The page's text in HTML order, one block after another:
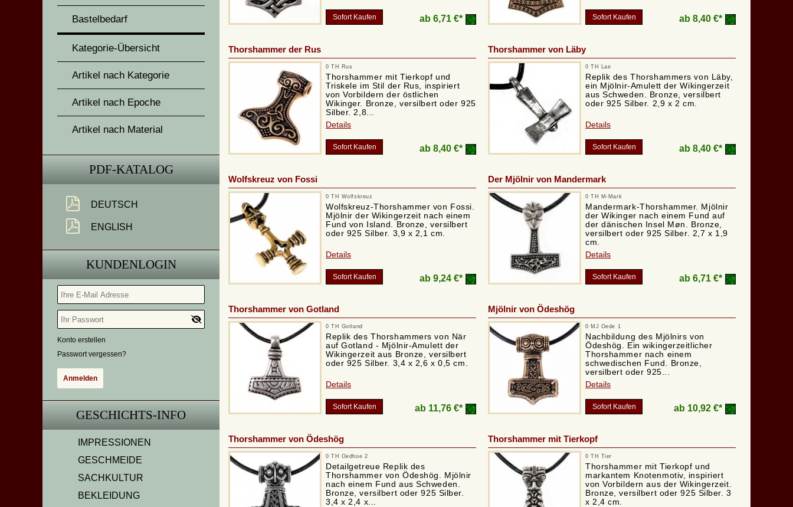
Bastelbedarf
Kategorie-Übersicht
Artikel nach Kategorie
Artikel nach Epoche
Artikel nach Material
PDF-KATALOG
DEUTSCH
ENGLISH
KUNDENLOGIN
Konto erstellen
Passwort vergessen?
GESCHICHTS-INFO
IMPRESSIONEN
GESCHMEIDE
SACHKULTUR
BEKLEIDUNG
Sofort Kaufen ab 6,71 €* Sofort Kaufen ab 8,40 €*
Thorshammer der Rus
0 TH Rus
Thorshammer mit Tierkopf und
Triskele im Stil der Rus, inspiriert
von Vorbildern der östlichen
Wikinger. Bronze, versilbert oder 925
Silber. 2,8...
Details
Sofort Kaufen ab 8,40 €*
Thorshammer von Läby
0 TH Lae
Replik des Thorshammers von Läby,
ein Mjölnir-Amulett der Wikingerzeit
aus Schweden. Bronze, versilbert
oder 925 Silber. 2,9 x 2 cm.
Details
Sofort Kaufen ab 8,40 €*
Wolfskreuz von Fossi
0 TH Wolfskreuz
Wolfskreuz-Thorshammer von Fossi.
Mjölnir der Wikingerzeit nach einem
Fund von Island. Bronze, versilbert
oder 925 Silber. 3,9 x 2,1 cm.
Details
Sofort Kaufen ab 9,24 €*
Der Mjölnir von Mandermark
0 TH M-Mark
Mandermark-Thorshammer. Mjölnir
der Wikinger nach einem Fund auf
der dänischen Insel Møn. Bronze,
versilbert oder 925 Silber. 2,7 x 1,9
cm.
Details
Sofort Kaufen ab 6,71 €*
Thorshammer von Gotland
0 TH Gotland
Replik des Thorshammers von När
auf Gotland - Mjölnir-Amulett der
Wikingerzeit aus Bronze, versilbert
oder 925 Silber. 3,4 x 2,6 x 0,5 cm.
Details
Sofort Kaufen ab 11,76 €*
Mjölnir von Ödeshög
0 MJ Oede 1
Nachbildung des Mjölnirs von
Ödeshög. Ein wikingerzeitlicher
Thorshammer nach einem
schwedischen Fund. Bronze,
versilbert oder 925...
Details
Sofort Kaufen ab 10,92 €*
Thorshammer von Ödeshög
0 TH Oedhoe 2
Detailgetreue Replik des
Thorshammer von Ödeshög. Mjölnir
nach einem Fund aus Schweden.
Bronze, versilbert oder 925 Silber.
3,4 x 2,4 x...
Thorshammer mit Tierkopf
0 TH Tier
Thorshammer mit Tierkopf und
markantem Knotenmotiv, inspiriert
von Vorbildern aus der Wikingerzeit.
Bronze, versilbert oder 925 Silber. 3
x 2,4 cm.